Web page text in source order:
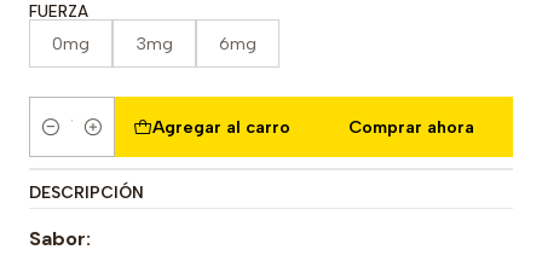
FUERZA
0mg 3mg 6mg
Cantidad
Agregar al carro Comprar ahora
DESCRIPCIÓN
Sabor: